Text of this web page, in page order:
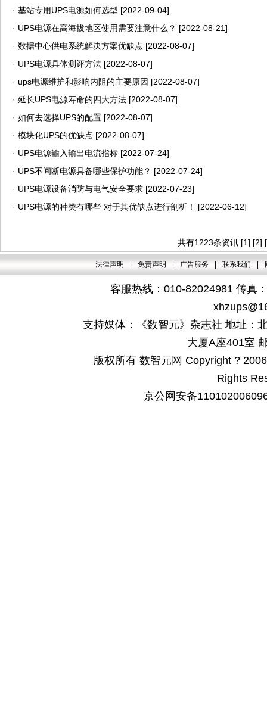
· 基站专用UPS电源如何选型 [2022-09-04]
· UPS电源在高海拔地区使用需要注意什么？ [2022-08-21]
· 数据中心供电系统解决方案优缺点 [2022-08-07]
· UPS电源具体测评方法 [2022-08-07]
· ups电源维护和影响内阻的主要原因 [2022-08-07]
· 延长UPS电源寿命的四大方法 [2022-08-07]
· 如何去选择UPS的配置 [2022-08-07]
· 模块化UPS的优缺点 [2022-08-07]
· UPS电源输入输出电流指标 [2022-07-24]
· UPS不间断电源具备哪些保护功能？ [2022-07-24]
· UPS电源设备消防与电气安全要求 [2022-07-23]
· UPS电源的种类有哪些 对于其优缺点进行剖析！ [2022-06-12]
共有1223条资讯 [1] [2]
法律声明 免责声明 广告服务 联系我们
客服热线：010-82024981 传真
支持媒体：《数智元》杂志社 地址：
大厦A座401室
版权所有 数智元网 Copyright ?
Rights
京公网安备